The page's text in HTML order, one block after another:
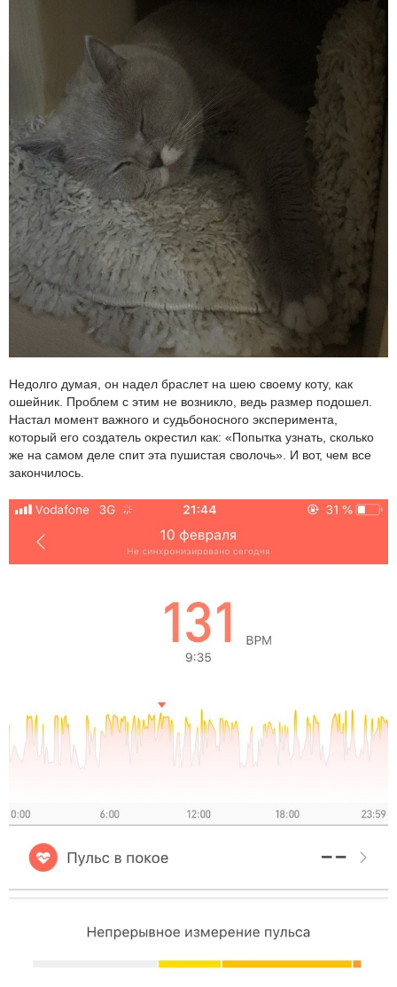
Недолго думая, он надел браслет на шею своему коту, как
ошейник. Проблем с этим не возникло, ведь размер подошел.
Настал момент важного и судьбоносного эксперимента,
который его создатель окрестил как: «Попытка узнать, сколько
же на самом деле спит эта пушистая сволочь». И вот, чем все
закончилось.